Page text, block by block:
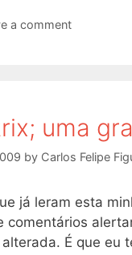
a comment
uma
by Carlos Felipe
já leram esta
comentários
É que eu